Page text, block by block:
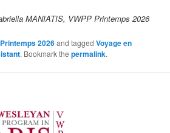
MANIATIS, VWPP Printemps 2026
Printemps 2026and taggedVoyage en
. Bookmark thepermalink.